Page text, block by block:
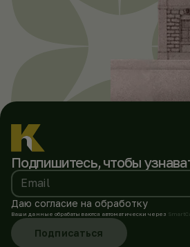
Подпишитесь, чтобы
Email
Даю согласие на обработку
Ваши данные обрабатываются автоматически через
Подписаться